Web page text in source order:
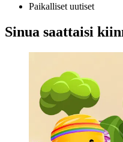
Paikalliset uutiset
Sinua saattaisi